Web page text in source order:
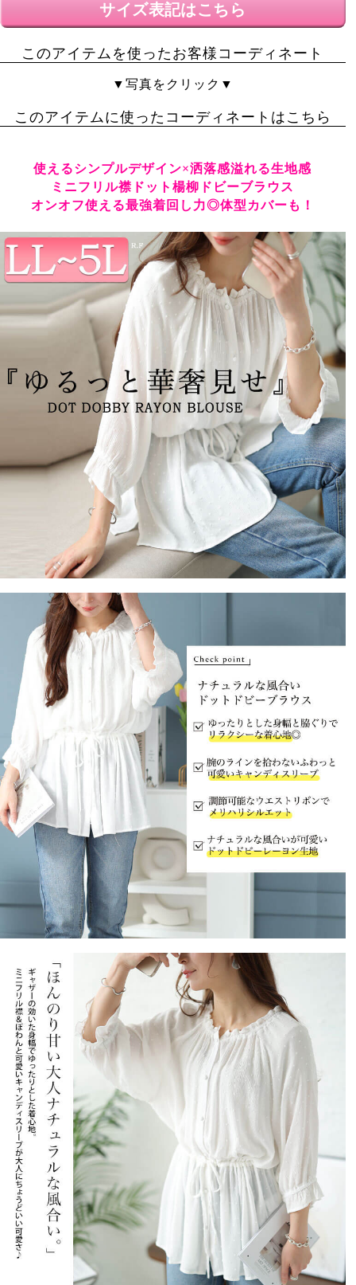
サイズ表記はこちら
このアイテムを使ったお客様コーディネート
▼写真をクリック▼
このアイテムに使ったコーディネートはこちら
使えるシンプルデザイン×洒落感溢れる生地感
ミニフリル襟ドット楊柳ドビーブラウス
オンオフ使える最強着回し力◎体型カバーも！